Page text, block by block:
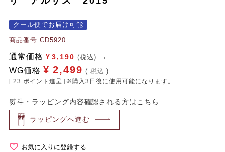
クール便でお届け可能
商品番号 CD5920
通常価格 ¥ 3,190 (税込)
WG価格 ¥ 2,499 税込
[ 23 ポイント進呈 ]※購入3日後に使用可能になります。
熨斗・ラッピング内容確認される方はこちら
ラッピングへ進む
お気に入りに登録する